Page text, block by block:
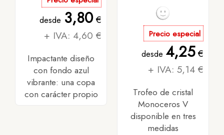
desde 3,80€
+ IVA: 4,60 €
Impactante diseño
con fondo azul
vibrante: una copa
con carácter propio
Precio especial
desde 4,25€
+ IVA: 5,14 €
Trofeo de cristal
Monoceros V
disponible en tres
medidas